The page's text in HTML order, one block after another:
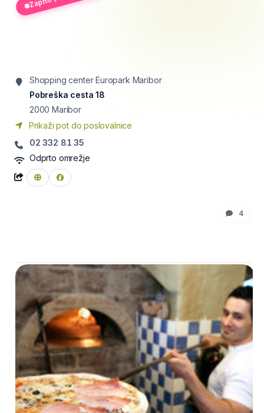
Shopping center Europark Maribor
Pobreška cesta 18
2000 Maribor
Prikaži pot do poslovalnice
02 332 81 35
Odprto omrežje
4